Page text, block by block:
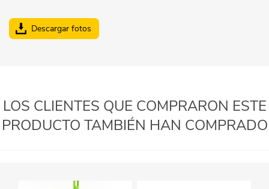
Descargar fotos
LOS CLIENTES QUE COMPRARON ESTE
PRODUCTO TAMBIÉN HAN COMPRADO